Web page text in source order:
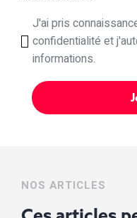
J'ai pris
confidentialité et
informations.
NOS ARTICLES